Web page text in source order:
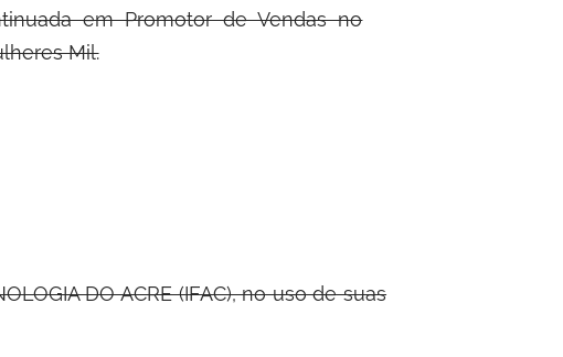
em Promotor de Vendas no
Mil.
DO ACRE (IFAC), no uso de suas